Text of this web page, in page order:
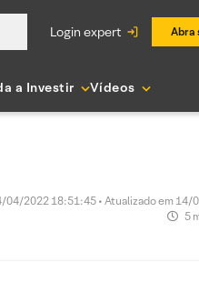
login expert Abra
a Investir Vídeos
04/2022 18:51:45 • Atualizado em
5